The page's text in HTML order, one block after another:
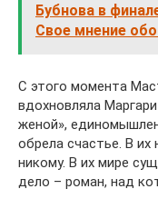
Бубнова в
Свое мнение
С этого момента
вдохновляла
женой»,
обрела счастье. В
никому. В их мире
дело – роман, над